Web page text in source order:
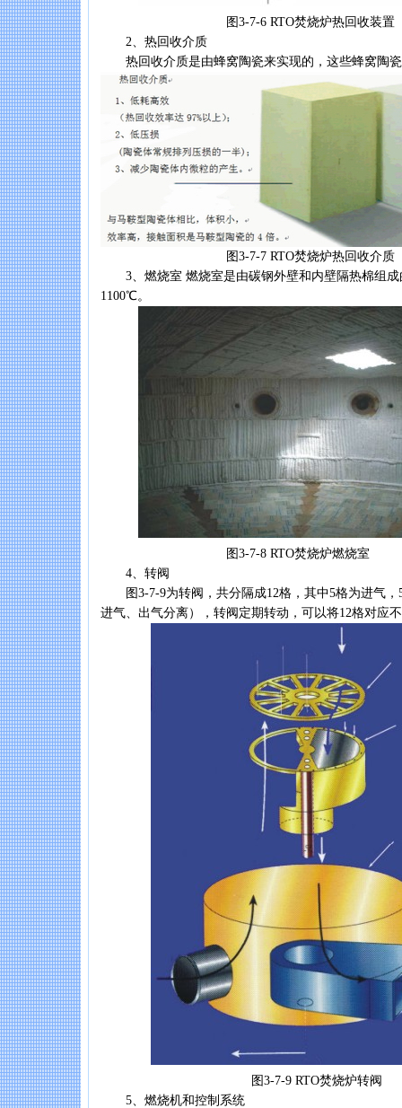
图3-7-6 RTO焚烧炉热回收装置
2、热回收介质
热回收介质是由蜂窝陶瓷来实现的，这些蜂窝陶瓷
图3-7-7 RTO焚烧炉热回收介质
3、燃烧室 燃烧室是由碳钢外壁和内壁隔热棉组成
1100℃。
图3-7-8 RTO焚烧炉燃烧室
4、转阀
图3-7-9为转阀，共分隔成12格，其中5格为进气，
进气、出气分离），转阀定期转动，可以将12格对应
图3-7-9 RTO焚烧炉转阀
5、燃烧机和控制系统